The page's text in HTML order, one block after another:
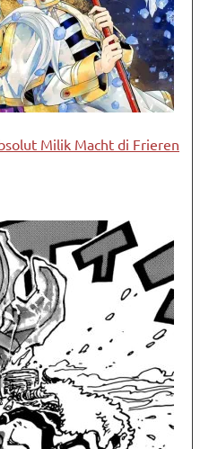
Milik Macht di Frieren